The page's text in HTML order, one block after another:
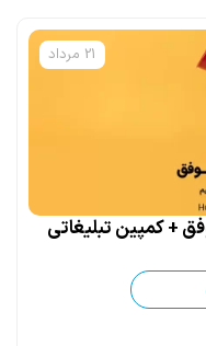
21 مرداد
+ کمپین تبلیغاتی